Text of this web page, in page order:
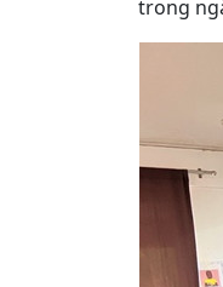
trong